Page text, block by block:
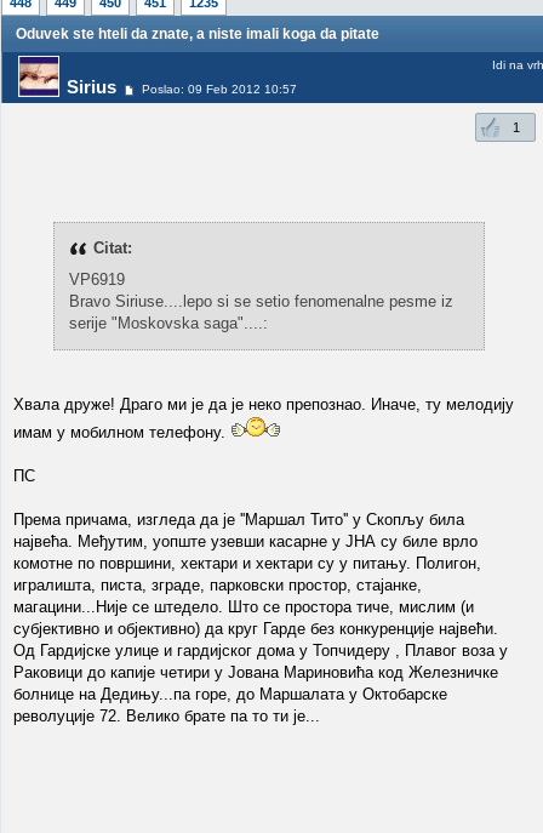
Oduvek ste hteli da znate, a niste imali koga da pitate
Sirius Poslao: 09 Feb 2012 10:57
Idi na vrh
1
Citat:
VP6919
Bravo Siriuse....lepo si se setio fenomenalne pesme iz
serije "Moskovska saga"....:
Хвала друже! Драго ми је да је неко препознао. Иначе, ту мелодију
имам у мобилном телефону.
ПС
Према причама, изгледа да је ''Маршал Тито'' у Скопљу била
највећа. Међутим, уопште узевши касарне у ЈНА су биле врло
комотне по површини, хектари и хектари су у питању. Полигон,
игралишта, писта, зграде, парковски простор, стајанке,
магацини...Није се штедело. Што се простора тиче, мислим (и
субјективно и објективно) да круг Гарде без конкуренције највећи.
Од Гардијске улице и гардијског дома у Топчидеру , Плавог воза у
Раковици до капије четири у Јована Мариновића код Железничке
болнице на Дедињу...па горе, до Маршалата у Октобарске
револуције 72. Велико брате па то ти је...